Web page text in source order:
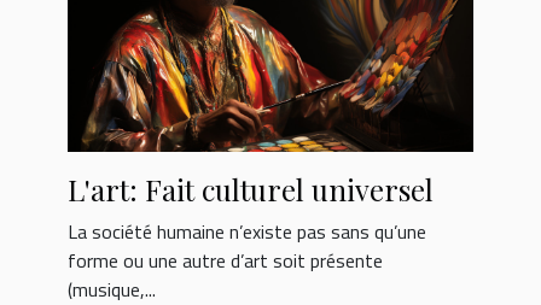
L'art: Fait culturel universel
La société humaine n’existe pas sans qu’une
forme ou une autre d’art soit présente
(musique,...